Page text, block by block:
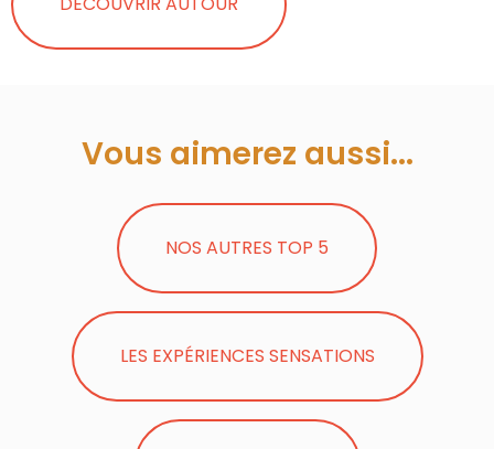
Vous aimerez aussi...
NOS AUTRES TOP 5
LES EXPÉRIENCES SENSATIONS